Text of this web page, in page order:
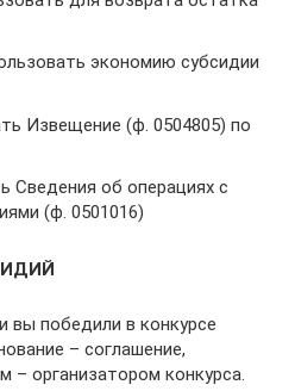
экономию субсидии
Извещение (ф. 0504805) по
Сведения об операциях с
(ф. 0501016)
вы победили в конкурсе
– соглашение,
– организатором конкурса.